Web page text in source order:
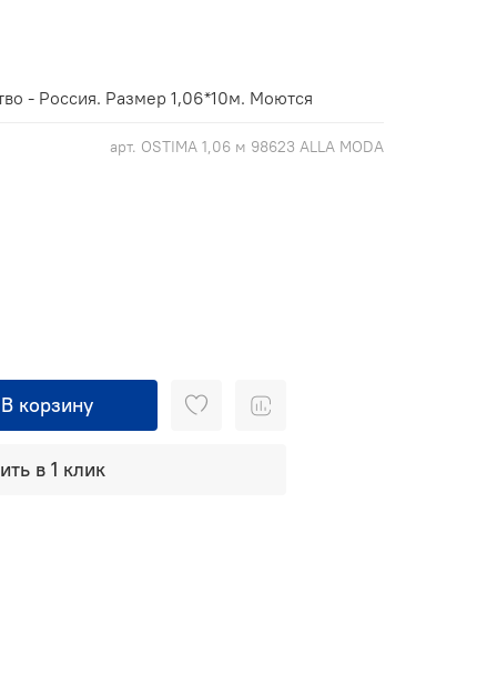
арт. OSTIMA 1,06 м 98623 ALLA MODA
В корзину
в 1 клик
- Россия. Размер 1,06*10м. Моются